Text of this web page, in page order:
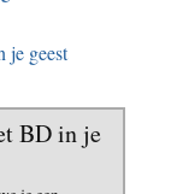
je geest
BD in je